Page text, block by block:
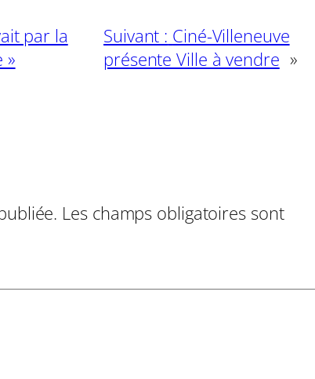
par la
»
Suivant : Ciné-Villeneuve
présente Ville à vendre »
Les champs obligatoires sont